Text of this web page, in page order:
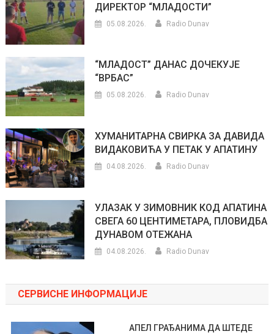
ДИРЕКТОР “МЛАДОСТИ”
05.08.2026. Radio Dunav
“МЛАДОСТ” ДАНАС ДОЧЕКУЈЕ
“ВРБАС”
05.08.2026. Radio Dunav
ХУМАНИТАРНА СВИРКА ЗА ДАВИДА
ВИДАКОВИЋА У ПЕТАК У АПАТИНУ
04.08.2026. Radio Dunav
УЛАЗАК У ЗИМОВНИК КОД АПАТИНА
СВЕГА 60 ЦЕНТИМЕТАРА, ПЛОВИДБА
ДУНАВОМ ОТЕЖАНА
04.08.2026. Radio Dunav
СЕРВИСНЕ ИНФОРМАЦИЈЕ
АПЕЛ ГРАЂАНИМА ДА ШТЕДЕ